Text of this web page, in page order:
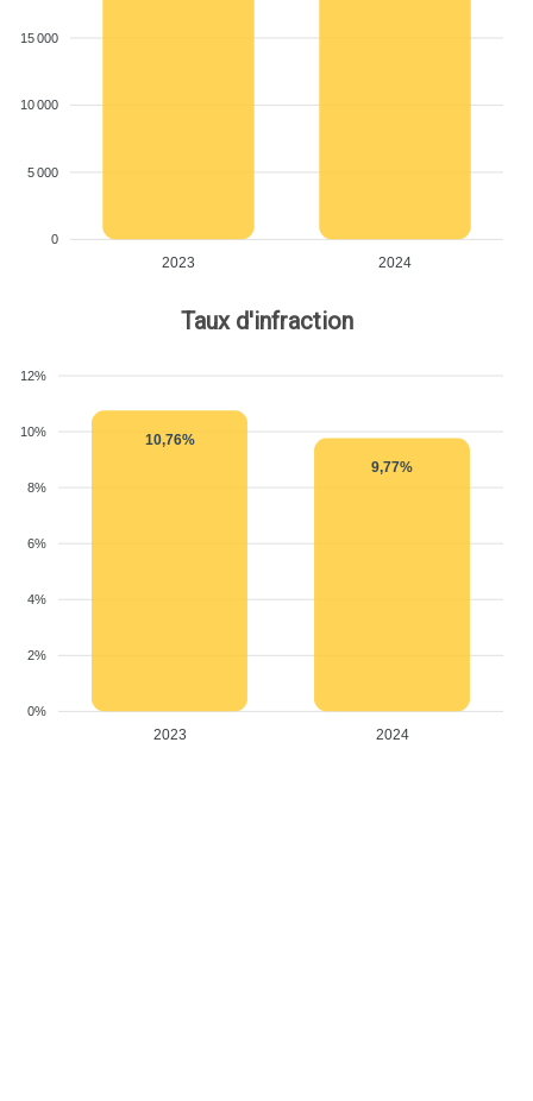
15 000
10 000
5 000
0
2023 2024
Taux d'infraction
12%
10%
8%
6%
4%
2%
0%
10,76%
9,77%
2023 2024